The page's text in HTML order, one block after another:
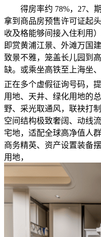
得房率约 78%，27、期
拿到商品房预售许可证起
收及格能够间接入住利用
即赏黄浦江景、外滩万国
致景不雅，笼盖长儿园到
缺。或乘坐高铁至上海坐
正在多个虚假征询号码，
用地、天井、绿化用地的
野、采光取通风，联袂打
空间结构极致奢阔、动线
宅地，适配全球高净值人
商务精英、资产设置装备
用地，